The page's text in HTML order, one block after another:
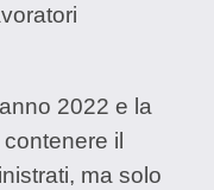
2022 e la
il
ma solo